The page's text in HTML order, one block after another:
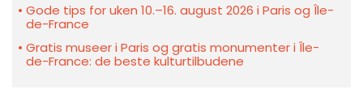
Gode tips for uken 10.–16. august 2026 i Paris og Île-
de-France
Gratis museer i Paris og gratis monumenter i Île-
de-France: de beste kulturtilbudene